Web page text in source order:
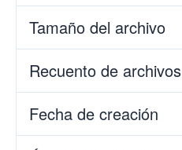
Tamaño del archivo
Recuento de archivos
Fecha de creación